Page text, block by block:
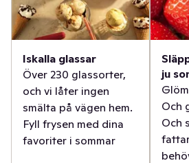
Iskalla glassar
Över 230 glassorter,
och vi låter ingen
smälta på vägen hem.
Fyll frysen med dina
favoriter i sommar
ju
Och
Och